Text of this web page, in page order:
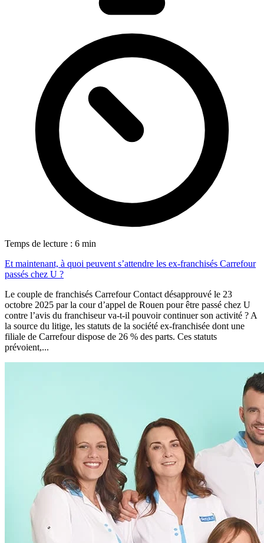
Temps de lecture : 6 min
Et maintenant, à quoi peuvent s’attendre les ex-franchisés Carrefour
passés chez U ?
Le couple de franchisés Carrefour Contact désapprouvé le 23
octobre 2025 par la cour d’appel de Rouen pour être passé chez U
contre l’avis du franchiseur va-t-il pouvoir continuer son activité ? A
la source du litige, les statuts de la société ex-franchisée dont une
filiale de Carrefour dispose de 26 % des parts. Ces statuts
prévoient,...